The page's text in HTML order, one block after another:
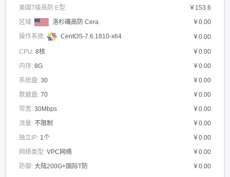
美国T级高防 E型:
￥153.6
区域:
洛杉磯高防 Cera ￥0.00
操作系统: CentOS-7.6.1810-x64 ￥0.00
CPU: 8核
￥0.00
内存: 8G
￥0.00
系统盘: 30
￥0.00
数据盘: 70
￥0.00
带宽: 30Mbps
￥0.00
流量: 不限制
￥0.00
独立IP: 1个
￥0.00
网络类型: VPC网络
￥0.00
防御: 大陆200G+国际T防 ￥0.00